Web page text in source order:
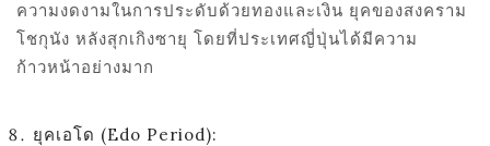
ความงดงามในการประดับด้วยทองและเงิน ยุคของสงคราม
โชกุนัง หลังสุกเกิงซายุ โดยที่ประเทศญี่ปุ่นได้มีความ
ก้าวหน้าอย่างมาก
ยุคเอโด (Edo Period):